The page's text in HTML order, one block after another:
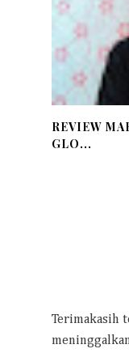
REVIEW
GLO...
Terimakasih